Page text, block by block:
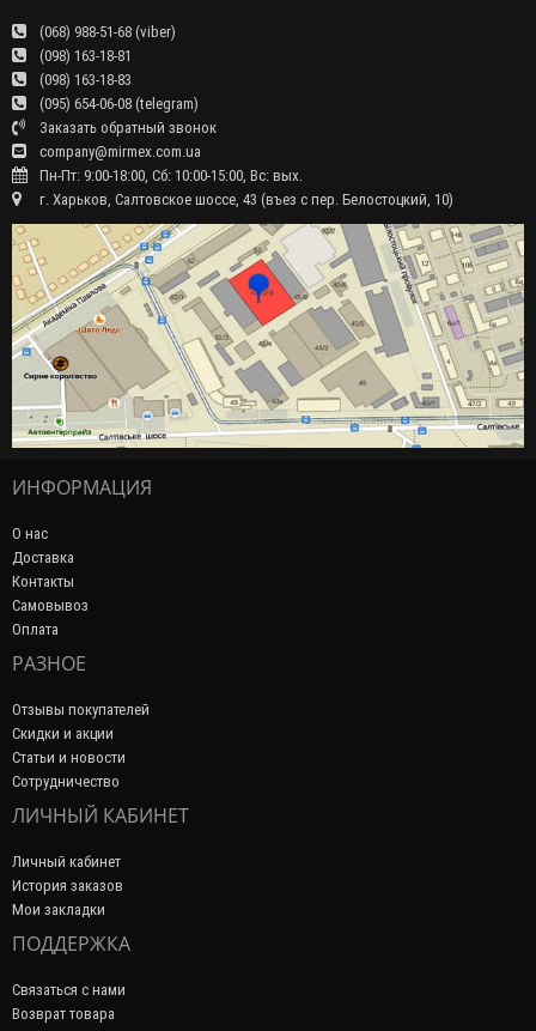
(068) 988-51-68 (viber)
(098) 163-18-81
(098) 163-18-83
(095) 654-06-08 (telegram)
Заказать обратный звонок
company@mirmex.com.ua
Пн-Пт: 9:00-18:00, Сб: 10:00-15:00, Вс: вых.
г. Харьков, Салтовское шоссе, 43 (въез с пер. Белостоцкий, 10)
ИНФОРМАЦИЯ
О нас
Доставка
Контакты
Самовывоз
Оплата
РАЗНОЕ
Отзывы покупателей
Скидки и акции
Статьи и новости
Сотрудничество
ЛИЧНЫЙ КАБИНЕТ
Личный кабинет
История заказов
Мои закладки
ПОДДЕРЖКА
Связаться с нами
Возврат товара